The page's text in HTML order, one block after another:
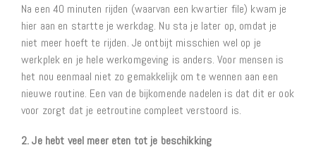
Na een 40 minuten rijden (waarvan een kwartier file) kwam je
hier aan en startte je werkdag. Nu sta je later op, omdat je
niet meer hoeft te rijden. Je ontbijt misschien wel op je
werkplek en je hele werkomgeving is anders. Voor mensen is
het nou eenmaal niet zo gemakkelijk om te wennen aan een
nieuwe routine. Een van de bijkomende nadelen is dat dit er ook
voor zorgt dat je eetroutine compleet verstoord is.
2. Je hebt veel meer eten tot je beschikking